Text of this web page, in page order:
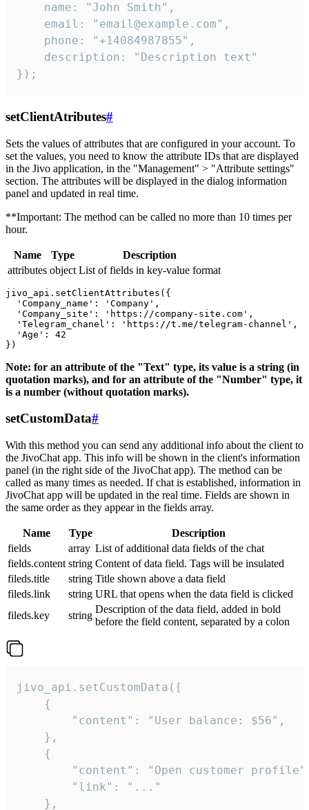
    name: "John Smith",
    email: "email@example.com",
    phone: "+14084987855",
    description: "Description text"
});
setClientAtributes#
Sets the values ​​of attributes that are configured in your account. To
set the values, you need to know the attribute IDs that are displayed
in the Jivo application, in the "Management" > "Attribute settings"
section. The attributes will be displayed in the dialog information
panel and updated in real time.
**Important: The method can be called no more than 10 times per
hour.
Name Type
Description
attributes object List of fields in key-value format
jivo_api.setClientAttributes({
  'Company_name': 'Company',
  'Company_site': 'https://company-site.com',
  'Telegram_chanel': 'https://t.me/telegram-channel',
  'Age': 42
Note: for an attribute of the "Text" type, its value is a string (in
quotation marks), and for an attribute of the "Number" type, it
is a number (without quotation marks).
setCustomData#
With this method you can send any additional info about the client to
the JivoChat app. This info will be shown in the client's information
panel (in the right side of the JivoChat app). The method can be
called as many times as needed. If chat is established, information in
JivoChat app will be updated in the real time. Fields are shown in
the same order as they appear in the fields array.
Name Type
Description
fields
array List of additional data fields of the chat
fields.content string Content of data field. Tags will be insulated
fileds.title
string Title shown above a data field
fileds.link
string URL that opens when the data field is clicked
fileds.key
string
Description of the data field, added in bold
before the field content, separated by a colon
jivo_api.setCustomData([
    {
        "content": "User balance: $56",
    },
    {
"content": "Open customer
        "link": "..."
    },